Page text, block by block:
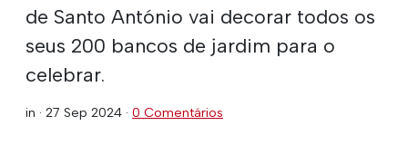
de Santo António vai decorar todos os
seus 200 bancos de jardim para o
celebrar.
in · 27 Sep 2024 · 0 Comentários